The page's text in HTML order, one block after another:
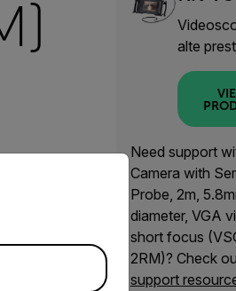
alte
Need support
Camera with
Probe, 2m,
diameter, VGA
short focus
2RM)? Check
support
version of our website.